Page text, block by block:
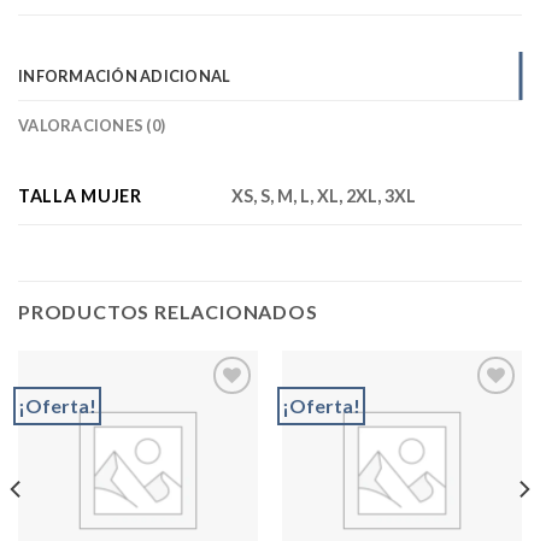
INFORMACIÓN ADICIONAL
VALORACIONES (0)
TALLA MUJER XS, S, M, L, XL, 2XL, 3XL
PRODUCTOS RELACIONADOS
¡Oferta! ¡Oferta!